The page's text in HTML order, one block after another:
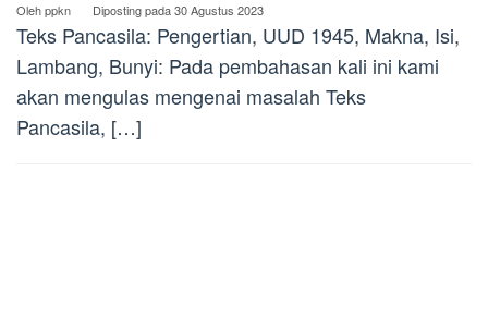
Olehppkn Diposting pada30 Agustus 2023
Teks Pancasila: Pengertian, UUD 1945, Makna, Isi,
Lambang, Bunyi: Pada pembahasan kali ini kami
akan mengulas mengenai masalah Teks
Pancasila, […]